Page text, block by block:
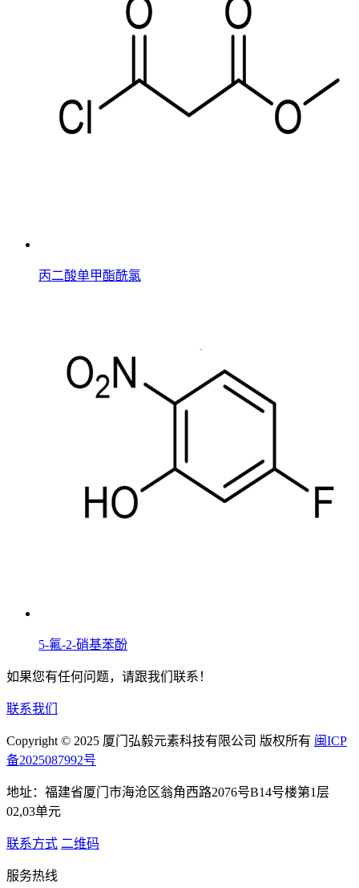
丙二酸单甲酯酰氯
5-氟-2-硝基苯酚
如果您有任何问题，请跟我们联系！
联系我们
Copyright © 2025 厦门弘毅元素科技有限公司 版权所有 闽ICP
备2025087992号
地址：福建省厦门市海沧区翁角西路2076号B14号楼第1层
02,03单元
联系方式 二维码
服务热线